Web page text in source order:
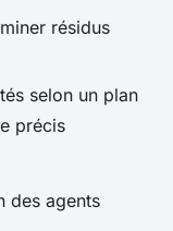
résidus
selon un plan
précis
des agents